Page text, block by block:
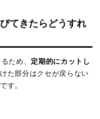
てきたらどうすれ
ため、 定期的にカットし
た部分はクセが戻らない
す。